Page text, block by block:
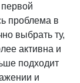
первой
проблема в
выбрать ту,
активна и
подходит
и